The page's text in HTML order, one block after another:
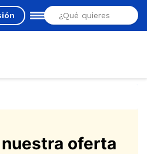
oferta